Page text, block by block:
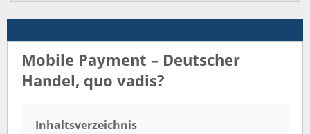
Mobile Payment – Deutscher
Handel, quo vadis?
Inhaltsverzeichnis